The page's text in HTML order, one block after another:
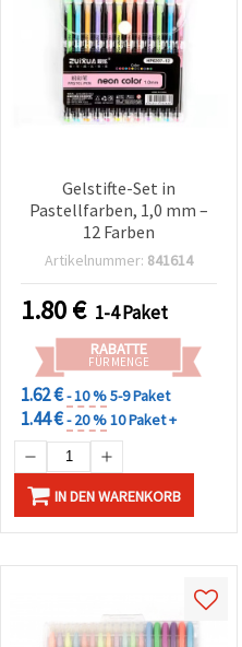
Gelstifte-Set in
Pastellfarben, 1,0 mm –
12 Farben
Artikelnummer: 841614
1.80€ 1-4 Paket
RABATTE
FÜR MENGE
1.62 €- 10 %5-9 Paket
1.44 €- 20 %10 Paket +
IN DEN WARENKORB